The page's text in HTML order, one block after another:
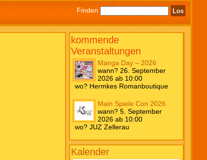
Finden
kommende
Veranstaltungen
Manga Day – 2026
wann? 26. September
2026 ab 10:00
wo? Hermkes Romanboutique
Main Spiele Con 2026
wann? 5. September
2026 ab 10:00
wo? JUZ Zellerau
Kalender